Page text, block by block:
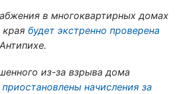
в многоквартирных домах
края будет экстренно проверена
из-за взрыва дома
приостановлены начисления за